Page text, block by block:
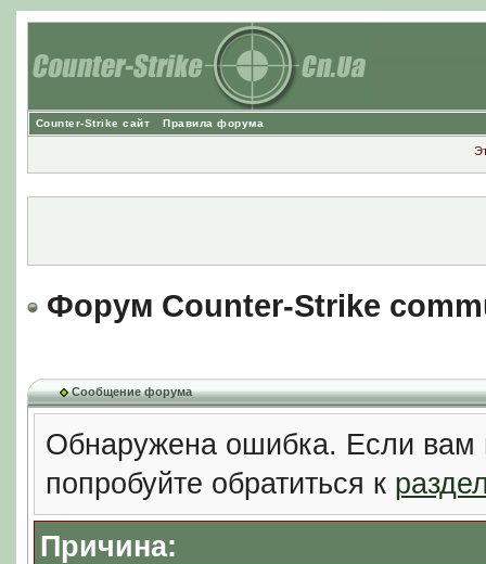
Counter-Strike сайт Правила форума
Форум Counter-Strike
Сообщение форума
Обнаружена ошибка. Если вам
попробуйте обратиться к
Причина: